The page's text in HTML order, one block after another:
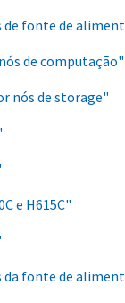
fonte de
de computação"
nós de storage"
e H615C"
da fonte de